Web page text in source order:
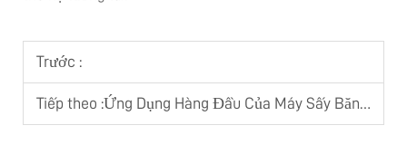
Trước :
Tiếp theo :Ứng Dụng Hàng Đầu Của Máy Sấy Băng Trong Ngành Dược Phẩm